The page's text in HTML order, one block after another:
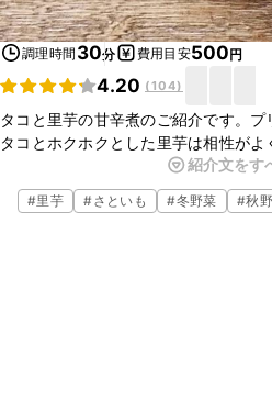
調理時間 30分 費用目安500円
4.20 (104)
タコと里芋の甘辛煮のご紹介です。
タコとホクホクとした里芋は相性が
一品です。シンプルな味付けなので
ることができますよ。今夜のおかず
てみてくださいね。
紹介文をす
#里芋 #さといも #冬野菜 #秋